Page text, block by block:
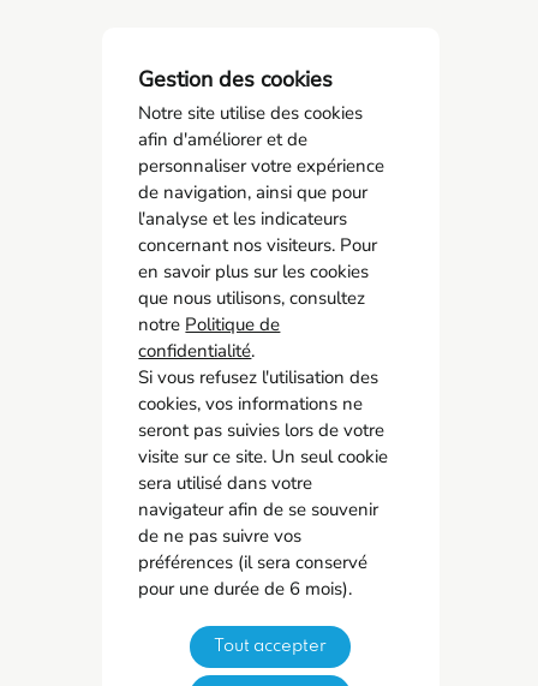
SPSTI 23/87
05 55 77 65 63
contact@spsti23-87.fr
Accès rapide
Contact
Recrutement
Adhérer
Mon espace adhérent
Instance Représentative du Personnel
Réseaux sociaux
Gestion des cookies
Notre site utilise des cookies
afin d'améliorer et de
personnaliser votre expérience
de navigation, ainsi que pour
l'analyse et les indicateurs
concernant nos visiteurs. Pour
en savoir plus sur les cookies
que nous utilisons, consultez
notre Politique de
confidentialité.
Si vous refusez l'utilisation des
cookies, vos informations ne
seront pas suivies lors de votre
visite sur ce site. Un seul cookie
sera utilisé dans votre
navigateur afin de se souvenir
de ne pas suivre vos
préférences (il sera conservé
pour une durée de 6 mois).
Tout accepter